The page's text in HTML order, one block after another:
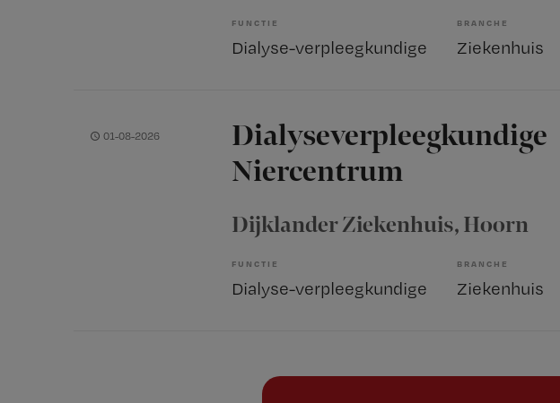
FUNCTIE
Dialyse-verpleegkundige
BRANCHE
Ziekenhuis
01-08-2026
Dialyseverpleegkundige
Niercentrum
Dijklander Ziekenhuis, Hoorn
FUNCTIE
Dialyse-verpleegkundige
BRANCHE
Ziekenhuis